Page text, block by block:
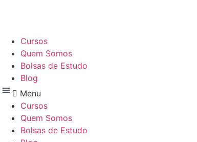
conteúdo
Cursos
Quem Somos
Bolsas de Estudo
Blog
Menu
Cursos
Quem Somos
Bolsas de Estudo